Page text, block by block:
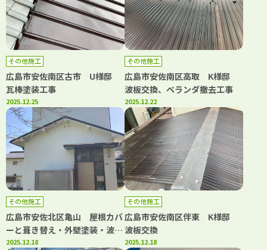
その他施工
広島市安佐南区古市 U様邸
瓦棒塗装工事
2025.12.25
その他施工
広島市安佐南区高取 K様邸
波板交換、ベランダ撤去工事
2025.12.22
その他施工
広島市安佐北区亀山 屋根カバ
ーと葺き替え・外壁塗装・波板
交換工事
2025.12.18
その他施工
広島市安佐南区伴東 K様邸
波板交換
2025.12.18